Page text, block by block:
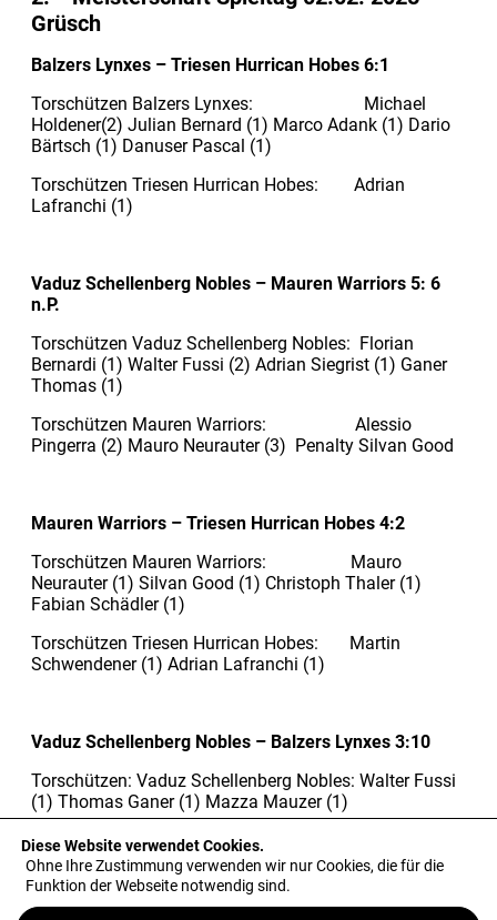
Grüsch
Balzers Lynxes – Triesen Hurrican Hobes 6:1
Torschützen Balzers Lynxes: Michael
Holdener(2) Julian Bernard (1) Marco Adank (1) Dario
Bärtsch (1) Danuser Pascal (1)
Torschützen Triesen Hurrican Hobes: Adrian
Lafranchi (1)
Vaduz Schellenberg Nobles – Mauren Warriors 5: 6
n.P.
Torschützen Vaduz Schellenberg Nobles: Florian
Bernardi (1) Walter Fussi (2) Adrian Siegrist (1) Ganer
Thomas (1)
Torschützen Mauren Warriors: Alessio
Pingerra (2) Mauro Neurauter (3) Penalty Silvan Good
Mauren Warriors – Triesen Hurrican Hobes 4:2
Torschützen Mauren Warriors: Mauro
Neurauter (1) Silvan Good (1) Christoph Thaler (1)
Fabian Schädler (1)
Torschützen Triesen Hurrican Hobes: Martin
Schwendener (1) Adrian Lafranchi (1)
Vaduz Schellenberg Nobles – Balzers Lynxes 3:10
Torschützen: Vaduz Schellenberg Nobles: Walter Fussi
(1) Thomas Ganer (1) Mazza Mauzer (1)
Torschützen Balzers Lynxes: Michael
Holdener(4) Dario Bärtschi (1) Julian Bernard (1) Marco
Adank (1) Pascal Danuser (2) Roman Villamar (1)
Konkakt
Medienarchiv
Diese Website verwendet Cookies.
Ohne Ihre Zustimmung verwenden wir nur Cookies, die für die
Funktion der Webseite notwendig sind.